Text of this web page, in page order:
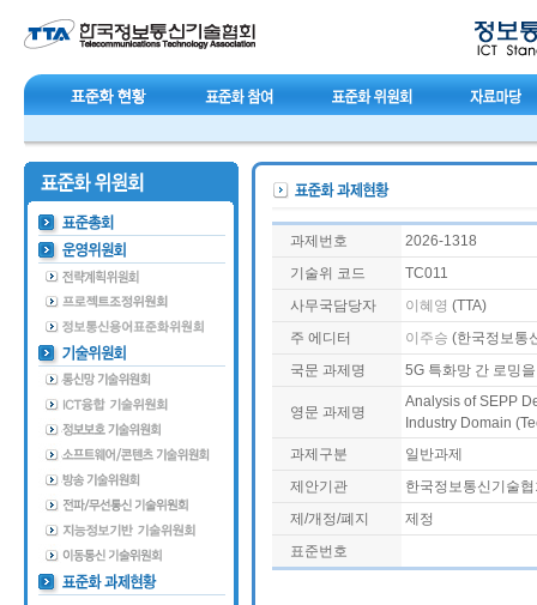
과제번호
2026-1318
기술위 코드
TC011
사무국담당자
이혜영 (TTA)
주 에디터
이주승 (한국정보통
국문 과제명
5G 특화망 간 로밍
영문 과제명
Analysis of SEPP
Industry Domain
과제구분
일반과제
제안기관
한국정보통신기술
제/개정/폐지
제정
표준번호